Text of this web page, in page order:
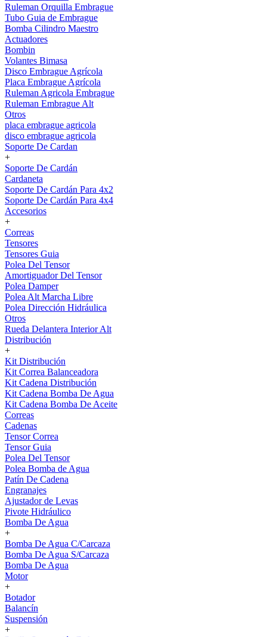
Ruleman Orquilla Embrague
Tubo Guia de Embrague
Bomba Cilindro Maestro
Actuadores
Bombin
Volantes Bimasa
Disco Embrague Agrícola
Placa Embrague Agrícola
Ruleman Agricola Embrague
Ruleman Embrague Alt
Otros
placa embrague agricola
disco embrague agricola
Soporte De Cardan
+
Soporte De Cardán
Cardaneta
Soporte De Cardán Para 4x2
Soporte De Cardán Para 4x4
Accesorios
+
Correas
Tensores
Tensores Guia
Polea Del Tensor
Amortiguador Del Tensor
Polea Damper
Polea Alt Marcha Libre
Polea Dirección Hidráulica
Otros
Rueda Delantera Interior Alt
Distribución
+
Kit Distribución
Kit Correa Balanceadora
Kit Cadena Distribución
Kit Cadena Bomba De Agua
Kit Cadena Bomba De Aceite
Correas
Cadenas
Tensor Correa
Tensor Guia
Polea Del Tensor
Polea Bomba de Agua
Patín De Cadena
Engranajes
Ajustador de Levas
Pivote Hidráulico
Bomba De Agua
+
Bomba De Agua C/Carcaza
Bomba De Agua S/Carcaza
Bomba De Agua
Motor
+
Botador
Balancín
Suspensión
+